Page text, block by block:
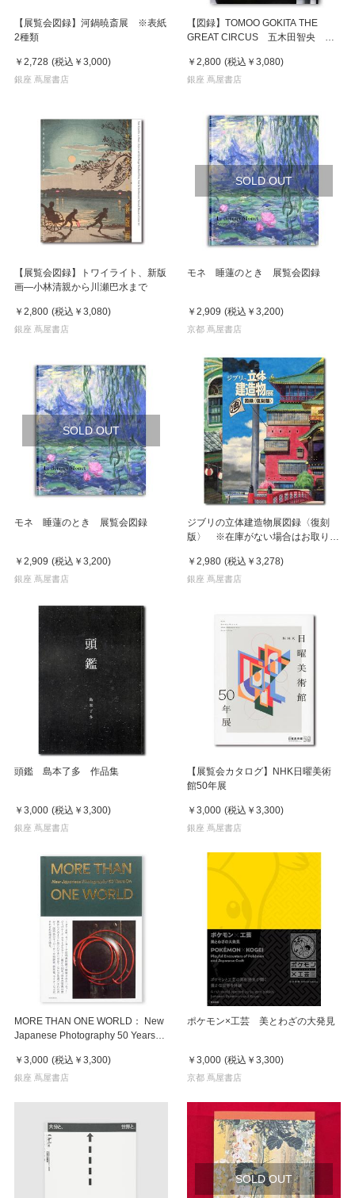
【展覧会図録】河鍋暁斎展 ※表紙
2種類
￥2,728 (税込 ￥3,000)
銀座 蔦屋書店
【図録】TOMOO GOKITA THE
GREAT CIRCUS 五木田智央 作
￥2,800 (税込 ￥3,080)
銀座 蔦屋書店
【展覧会図録】トワイライト、新版
画―小林清親から川瀬巴水まで
￥2,800 (税込 ￥3,080)
銀座 蔦屋書店
SOLD OUT
モネ 睡蓮のとき 展覧会図録
￥2,909 (税込 ￥3,200)
京都 蔦屋書店
SOLD OUT
モネ 睡蓮のとき 展覧会図録
￥2,909 (税込 ￥3,200)
銀座 蔦屋書店
ジブリの立体建造物展図録〈復刻
版〉 ※在庫がない場合はお取り寄
￥2,980 (税込 ￥3,278)
銀座 蔦屋書店
頭鑑 島本了多 作品集
￥3,000 (税込 ￥3,300)
銀座 蔦屋書店
【展覧会カタログ】NHK日曜美術
館50年展
￥3,000 (税込 ￥3,300)
銀座 蔦屋書店
MORE THAN ONE WORLD： New
Japanese Photography 50 Years
トグラフィーから50年のいま
￥3,000 (税込 ￥3,300)
銀座 蔦屋書店
ポケモン×工芸 美とわざの大発見
￥3,000 (税込 ￥3,300)
京都 蔦屋書店
SOLD OUT